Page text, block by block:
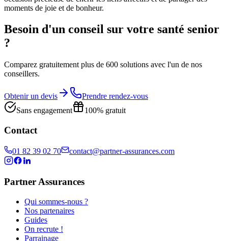
moments de joie et de bonheur.
Besoin d'un conseil sur votre santé senior
?
Comparez gratuitement plus de 600 solutions avec l'un de nos
conseillers.
Obtenir un devis
Prendre rendez-vous
Sans engagement
100% gratuit
Contact
01 82 39 02 70 contact@partner-assurances.com
Partner Assurances
Qui sommes-nous ?
Nos partenaires
Guides
On recrute !
Parrainage